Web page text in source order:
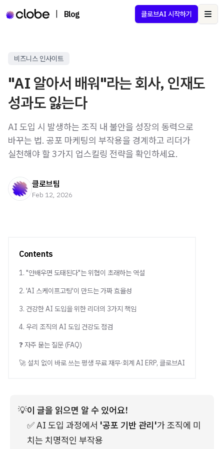
Blog 클로브AI 시작하기
비즈니스 인사이트
"AI 알아서 배워"라는 회사, 인재도
성과도 잃는다
AI 도입 시 발생하는 조직 내 불안을 성장의 동력으로
바꾸는 법. 공포 마케팅의 부작용을 경계하고 리더가
실천해야 할 3가지 업스킬링 전략을 확인하세요.
클로브팀
Feb 12, 2026
Contents
1. "안배우면 도태된다"는 위협이 초래하는 역설
2. 'AI 스케이프고팅'이 만드는 가짜 효율성
3. 건강한 AI 도입을 위한 리더의 3가지 책임
4. 우리 조직의 AI 도입 건강도 점검
❓ 자주 묻는 질문 (FAQ)
🚀 설치 없이 바로 쓰는 평생 무료 재무·회계 AI ERP, 클로브AI
💡이 글을 읽으면 알 수 있어요!
✅ AI 도입 과정에서 '공포 기반 관리'가 조직에 미
치는 치명적인 부작용